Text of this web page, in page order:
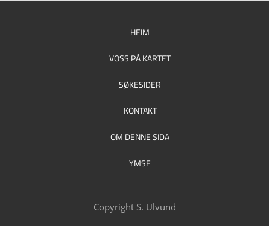
HEIM
VOSS PÅ KARTET
SØKESIDER
KONTAKT
OM DENNE SIDA
YMSE
Copyright S. Ulvund